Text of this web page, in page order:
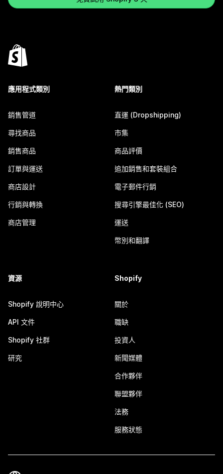
應用程式類別
銷售管道
尋找商品
銷售商品
訂單與運送
商店設計
行銷與轉換
商店管理
熱門類別
直運 (Dropshipping)
市集
商品評價
追加銷售和套裝組合
電子郵件行銷
搜尋引擎最佳化 (SEO)
運送
幣別和翻譯
資源
Shopify 說明中心
API 文件
Shopify 社群
研究
Shopify
關於
職缺
投資人
新聞媒體
合作夥伴
聯盟夥伴
法務
服務狀態